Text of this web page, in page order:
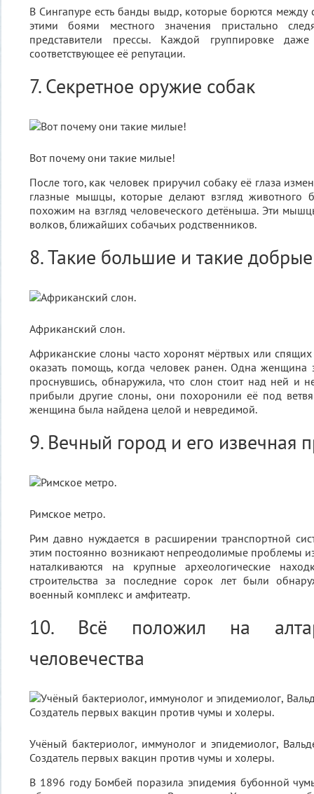
В Сингапуре есть банды выдр, которые борются между
этими боями местного значения пристально
представители прессы. Каждой группировке
соответствующее её репутации.
7. Секретное оружие собак
Вот почему они такие милые!
После того, как человек приручил собаку её глаза
глазные мышцы, которые делают взгляд животного
похожим на взгляд человеческого детёныша. Эти
волков, ближайших собачьих родственников.
8. Такие большие и такие добрые
Африканский слон.
Африканские слоны часто хоронят мёртвых или
оказать помощь, когда человек ранен. Одна женщина
проснувшись, обнаружила, что слон стоит над ней и
прибыли другие слоны, они похоронили её под
женщина была найдена целой и невредимой.
9. Вечный город и его извечная
Римское метро.
Рим давно нуждается в расширении транспортной
этим постоянно возникают непреодолимые проблемы
наталкиваются на крупные археологические
строительства за последние сорок лет были
военный комплекс и амфитеатр.
10. Всё положил на
человечества
Учёный бактериолог, иммунолог и эпидемиолог,
Создатель первых вакцин против чумы и холеры.
В 1896 году Бомбей поразила эпидемия бубонной